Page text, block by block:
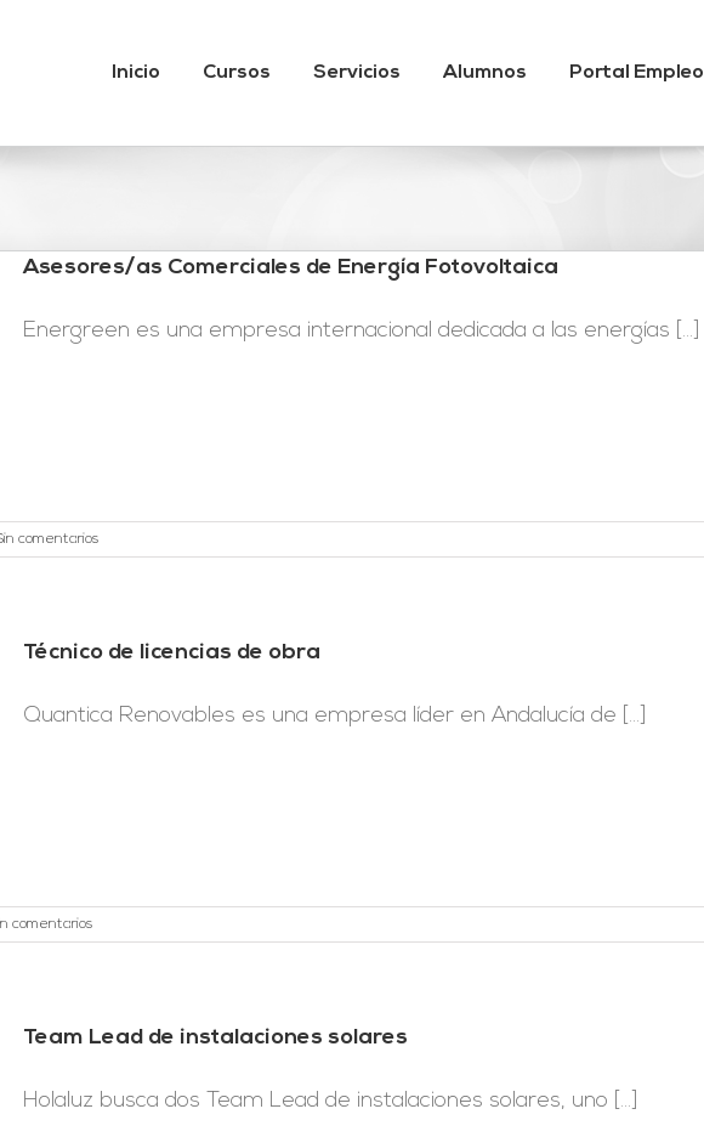
Inicio Cursos Servicios Alumnos Portal Empleo
Asesores/as Comerciales de Energía Fotovoltaica
Energreen es una empresa internacional dedicada a las energías [...]
comentarios
Técnico de licencias de obra
Quantica Renovables es una empresa líder en Andalucía de [...]
comentarios
Team Lead de instalaciones solares
Holaluz busca dos Team Lead de instalaciones solares, uno [...]